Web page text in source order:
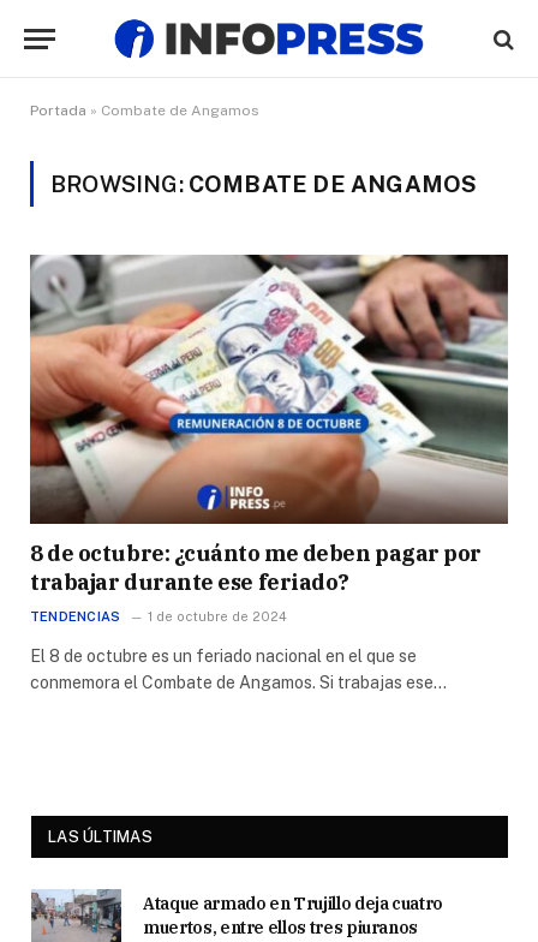
Portada » Combate de Angamos
BROWSING: COMBATE DE ANGAMOS
8 de octubre: ¿cuánto me deben pagar por
trabajar durante ese feriado?
TENDENCIAS 1 de octubre de 2024
El 8 de octubre es un feriado nacional en el que se
conmemora el Combate de Angamos. Si trabajas ese…
LAS ÚLTIMAS
Ataque armado en Trujillo deja cuatro
muertos, entre ellos tres piuranos